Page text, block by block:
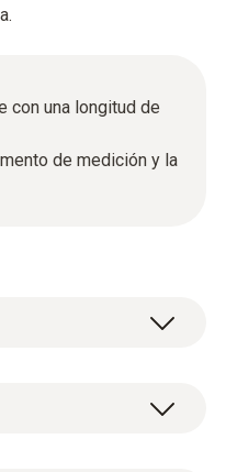
con una longitud de
de medición y la